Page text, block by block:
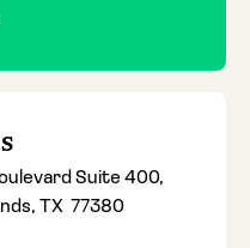
Suite 400,
TX 77380